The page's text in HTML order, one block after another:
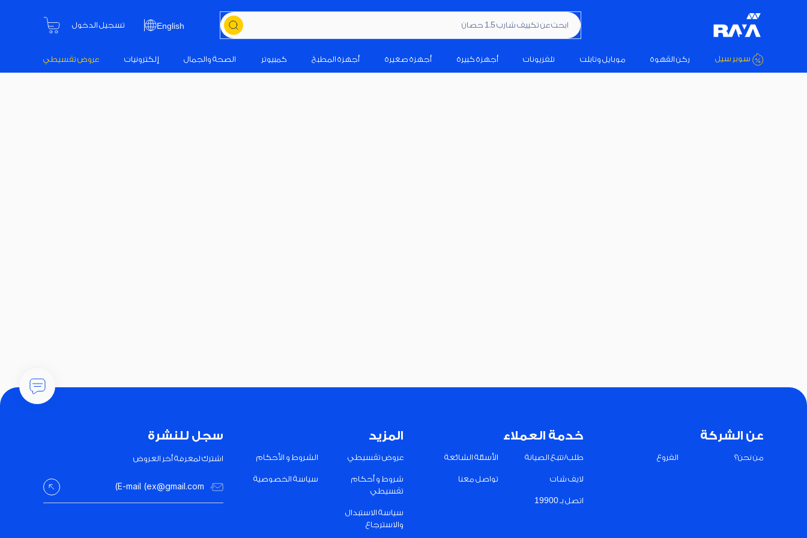
ابحث عن تكييف شارب 1.5 حصان English تسجيل الدخول
سوبر سيل ركن القهوة موبايل وتابلت تلفزيونات أجهزة كبيرة أجهزة صغيرة أجهزة المطبخ كمبيوتر الصحة والجمال إلكترونيات عروض تقسيطي
عن الشركة
من نحن؟ الفروع
خدمة العملاء
طلب/تتبع الصيانة الأسئلة الشائعة
لايف شات تواصل معنا
اتصل بـ 19900
المزيد
عروض تقسيطي الشروط و الأحكام
شروط و أحكام
تقسيطي
سياسة الخصوصية
سياسة الاستبدال
والاسترجاع
سجل للنشرة
اشترك لمعرفة أخر العروض